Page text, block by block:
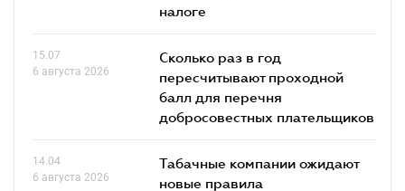
налоге
15.07
6 августа 2026
Сколько раз в год
пересчитывают проходной
балл для перечня
добросовестных плательщиков
14.04
6 августа 2026
Табачные компании ожидают
новые правила